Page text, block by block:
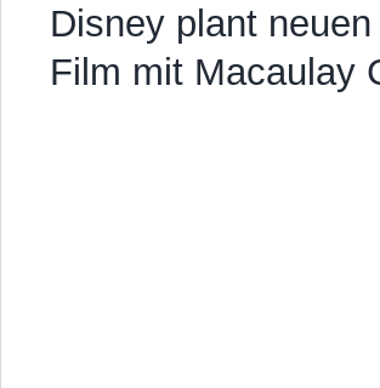
Disney plant
Film mit Macaulay